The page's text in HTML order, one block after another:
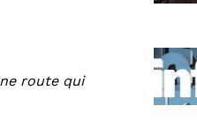
route qui